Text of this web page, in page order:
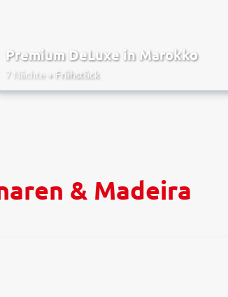
Premium DeLuxe in Marokko
7 Nächte + Frühstück
& Madeira